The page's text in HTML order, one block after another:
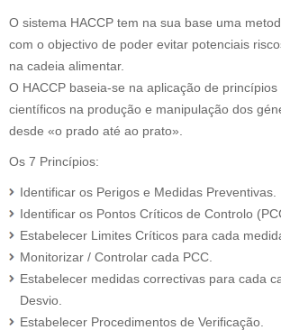
Área Cliente
Pesquisa
O sistema HACCP tem na sua base uma
com o objectivo de poder evitar potenciais
na cadeia alimentar.
O HACCP baseia-se na aplicação de princípios
científicos na produção e manipulação dos
desde «o prado até ao prato».
Os 7 Princípios:
Identificar os Perigos e Medidas Preventivas.
Identificar os Pontos Críticos de Controlo
Estabelecer Limites Críticos para cada
Monitorizar / Controlar cada PCC.
Estabelecer medidas correctivas para cada
Desvio.
Estabelecer Procedimentos de Verificação.